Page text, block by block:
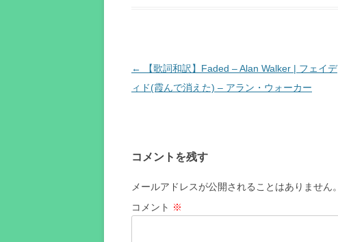
投
稿
ー
シ
ョ
←
【歌詞和訳】Faded – Alan Walker | フェイデ
ィド(霞んで消えた) – アラン・ウォーカー
コメントを残す
メールアドレスが公開されることはありません。
コメント ※